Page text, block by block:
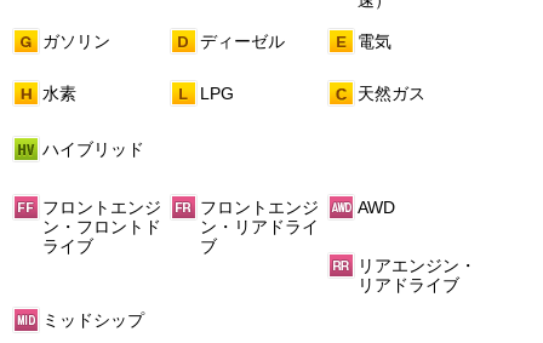
ガソリン ディーゼル 電気
水素 LPG 天然ガス
ハイブリッド
フロントエンジ
ン・フロントド
ライブ
フロントエンジ
ン・リアドライ
ブ
AWD
リアエンジン・
リアドライブ
ミッドシップ